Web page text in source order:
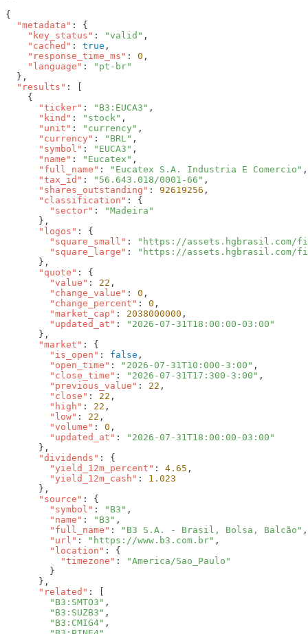
  "metadata"
    "key_status"
: "valid"
    "cached"
: true
    "response_time_ms"
: 0
    "language"
:
  "results"
      "ticker"
: "B3:EUCA3"
      "kind"
: "stock"
      "unit"
: "currency"
      "currency"
: "BRL"
      "symbol"
: "EUCA3"
      "name"
: "Eucatex"
      "full_name"
:
"Eucatex S.A. Industria E Comercio"
      "tax_id"
: "56.643.018/0001-66"
      "shares_outstanding"
: 92619256
      "classification"
        "sector"
:
      "logos"
        "square_small"
:
"https://assets.hgbrasil.com/
        "square_large"
:
      "quote"
        "value"
: 22
        "change_value"
: 0
        "change_percent"
: 0
        "market_cap"
: 2038000000
        "updated_at"
:
      "market"
        "is_open"
: false
        "open_time"
: "2026-07-31T10:000-3:00"
        "close_time"
: "2026-07-31T17:300-3:00"
        "previous_value"
: 22
        "close"
: 22
        "high"
: 22
        "low"
: 22
        "volume"
: 0
        "updated_at"
:
      "dividends"
        "yield_12m_percent"
: 4.65
        "yield_12m_cash"
:
      "source"
        "symbol"
: "B3"
        "name"
: "B3"
        "full_name"
:
"B3 S.A. - Brasil, Bolsa, Balcão"
        "url"
: "https://www.b3.com.br"
        "location"
          "timezone"
:
      "related"
        "B3:SMTO3"
        "B3:SUZB3"
        "B3:CMIG4"